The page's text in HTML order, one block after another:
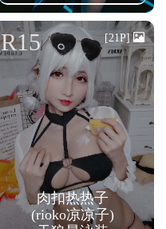
肉扣热热子
(rioko凉凉子)
R15 [21P]